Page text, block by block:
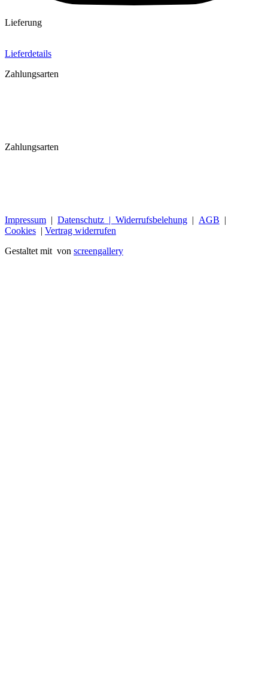
Lieferung
Lieferdetails
Zahlungsarten
Zahlungsarten
Impressum | Datenschutz | Widerrufsbelehung | AGB |
Cookies | Vertrag widerrufen
Gestaltet mit von screengallery